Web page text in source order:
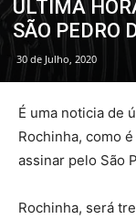
ÚLTIMA
SÃO PEDRO
30 de Julho, 2020
É uma noticia de
Rochinha, como
assinar pelo São
Rochinha, será